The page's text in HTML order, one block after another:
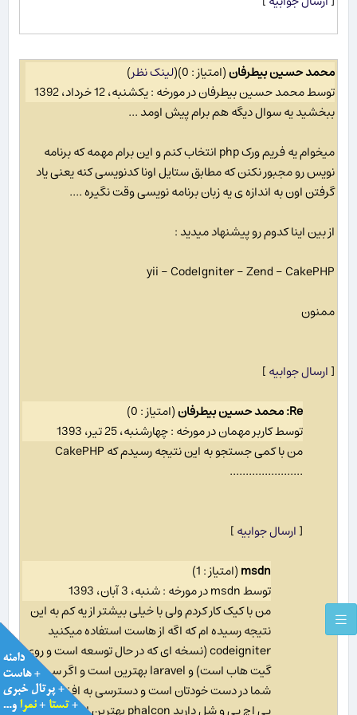
محمد حسین بیطرفان(امتیاز : 0) (لینک نظر)
توسط محمد حسین بیطرفان در مورخه : یکشنبه، 12 خرداد، 1392
ببخشید یه سوال دیگه هم برام پیش اومد ...
میخوام یه فریم ورک php انتخاب کنم و این برام مهمه که برنامه
نویس رو مجبور نکنن که مطابق ستایل اونا کدنویسی کنه یعنی یاد
گرفتن اون به اندازه ی یه زبان برنامه نویسی وقت نگیره ....
از بین اینا کدوم رو پیشنهاد میدید :
yii - CodeIgniter - Zend - CakePHP
ممنون
[ارسال جوابیه]
Re: محمد حسین بیطرفان
(امتیاز : 0)
توسط کاربر مهمان در مورخه : چهارشنبه، 25 تیر، 1393
من با کمی جستجو به این نتیجه رسیدم که CakePHP
.......................
[ارسال جوابیه]
msdn(امتیاز : 1)
توسط msdn در مورخه : شنبه، 3 آبان، 1393
من با کیک کار کردم ولی با خیلی بیشتر از یه کم به این
نتیجه رسیده ام که اگه از هاست استفاده میکنید
codeigniter (نسخه ای که در حال توسعه است و روی
گیت هاب است) و laravel بهترین است و اگر سرور
شما در دست خودتان است و دسترسی به افزونه های